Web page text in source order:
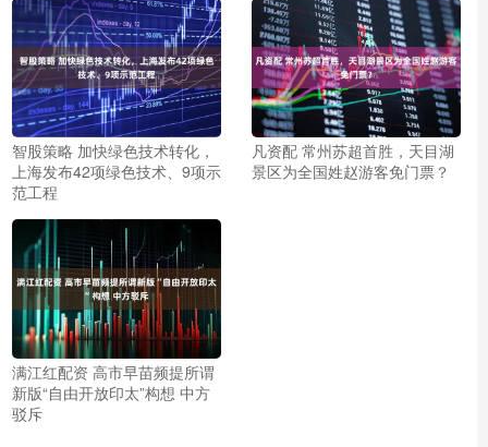
智股策略 加快绿色技术转化，
上海发布42项绿色技术、9项示
范工程
凡资配 常州苏超首胜，天目湖
景区为全国姓赵游客免门票？
满江红配资 高市早苗频提所谓
新版“自由开放印太”构想 中方
驳斥